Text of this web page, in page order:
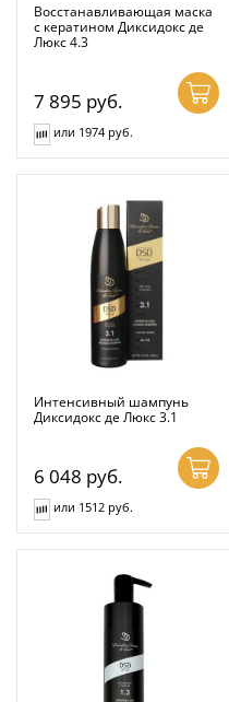
Восстанавливающая маска
с кератином Диксидокс де
Люкс 4.3
7 895 руб.
или 1974 руб.
Интенсивный шампунь
Диксидокс де Люкс 3.1
6 048 руб.
или 1512 руб.